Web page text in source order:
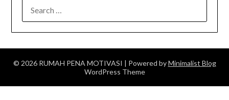
FOR:
© 2026 RUMAH PENA MOTIVASI | Powered byMinimalist Blog
WordPress Theme